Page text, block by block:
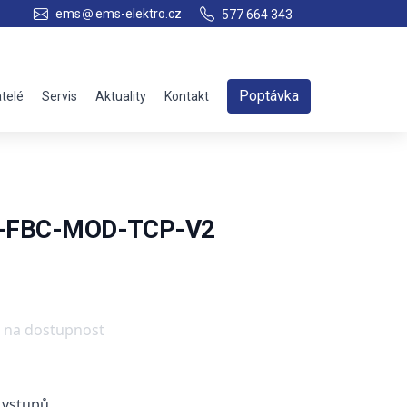
ems ems-elektro.cz 577 664 343
Servis Aktuality Kontakt Poptávka
MOD-TCP-V2
na dostupnost